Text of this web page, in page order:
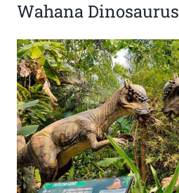
Wahana Dinosaurus